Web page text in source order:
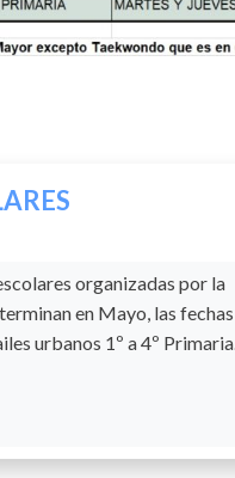
organizadas por la
en Mayo, las fechas
urbanos 1º a 4º Primaria.